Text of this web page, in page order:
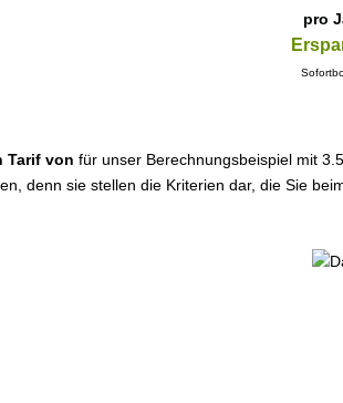
pro
Tarif von für unser Berechnungsbeispiel mit
denn sie stellen die Kriterien dar, die Sie